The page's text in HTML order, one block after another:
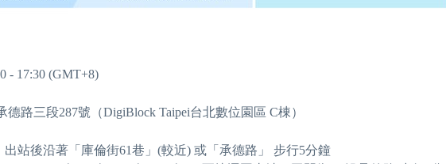
- 17:30 (GMT+8)
德路三段287號（DigiBlock Taipei台北數位園區 C棟）
出站後沿著「庫倫街61巷」(較近) 或「承德路」 步行5分鐘